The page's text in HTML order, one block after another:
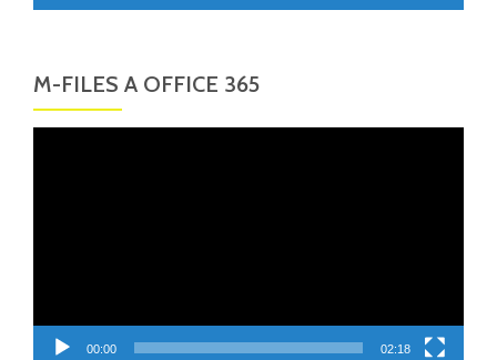
M-FILES A OFFICE 365
00:00 02:18